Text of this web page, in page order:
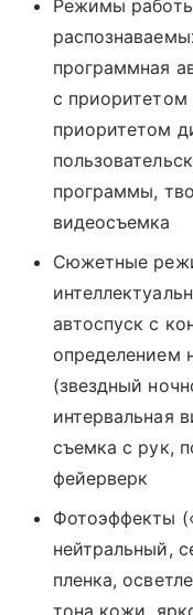
Режимы
программная
с приоритетом
приоритетом
программы,
видеосъемка
Сюжетные
автоспуск с
определением
(звездный
интервальная
съемка с рук,
фейерверк
Фотоэффекты
нейтральный,
пленка,
тона кожи,